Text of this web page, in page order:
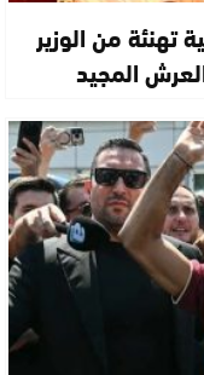
من الوزير
المجيد